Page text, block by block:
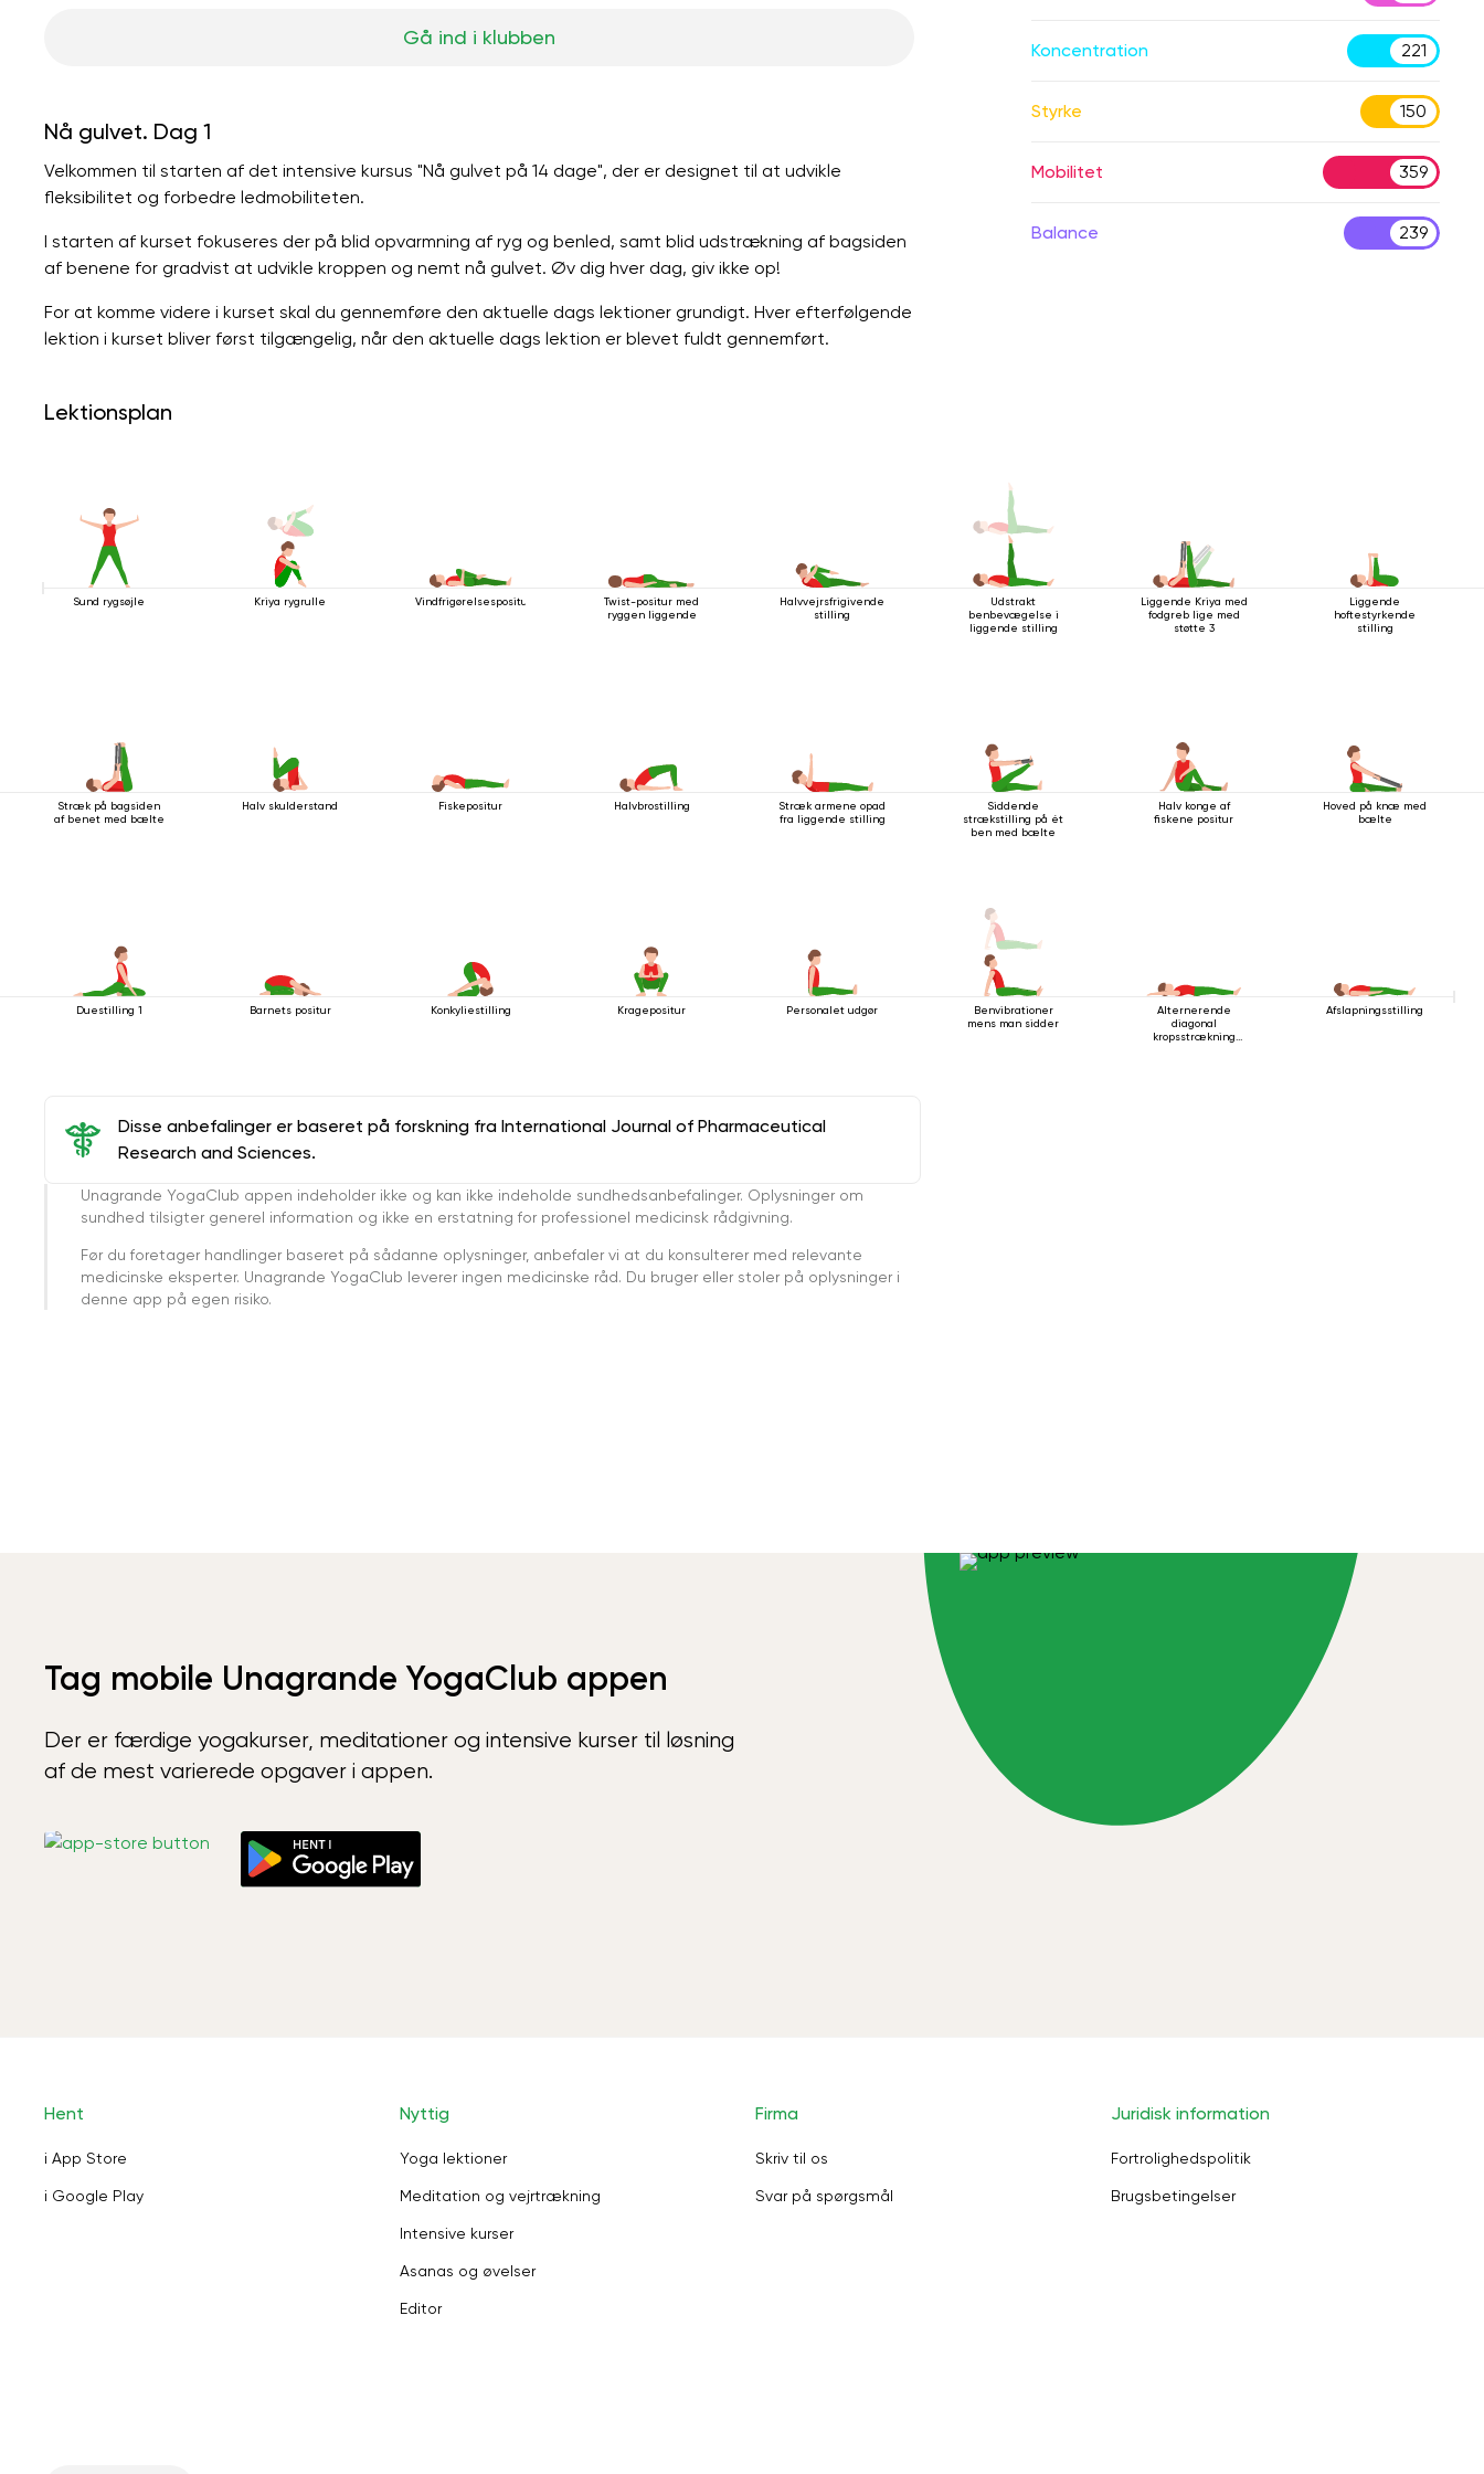
Gå ind i klubben
Nå gulvet. Dag 1
Velkommen til starten af ​​det intensive kursus "Nå gulvet på 14 dage", der er designet til at udvikle
fleksibilitet og forbedre ledmobiliteten.
I starten af ​​kurset fokuseres der på blid opvarmning af ryg og benled, samt blid udstrækning af bagsiden
af ​​benene for gradvist at udvikle kroppen og nemt nå gulvet. Øv dig hver dag, giv ikke op!
For at komme videre i kurset skal du gennemføre den aktuelle dags lektioner grundigt. Hver efterfølgende
lektion i kurset bliver først tilgængelig, når den aktuelle dags lektion er blevet fuldt gennemført.
Koncentration 221
Styrke 150
Mobilitet 359
Balance 239
Lektionsplan
Sund rygsøjle Kriya rygrulle Vindfrigørelsespositur
Twist-positur med
ryggen liggende
Halvvejrsfrigivende
stilling
Udstrakt
benbevægelse i
liggende stilling
Liggende Kriya med
fodgreb lige med
støtte 3
Liggende
hoftestyrkende
stilling
Stræk på bagsiden
af ​​benet med bælte
Halv skulderstand Fiskepositur Halvbrostilling
Stræk armene opad
fra liggende stilling
Siddende
strækstilling på ét
ben med bælte
Halv konge af
fiskene positur
Hoved på knæ med
bælte
Duestilling 1 Barnets positur Konkyliestilling Kragepositur Personalet udgør
Benvibrationer
mens man sidder
Alternerende
diagonal
kropsstrækning
Afslapningsstilling
Disse anbefalinger er baseret på forskning fra International Journal of Pharmaceutical
Research and Sciences.
Unagrande YogaClub appen indeholder ikke og kan ikke indeholde sundhedsanbefalinger. Oplysninger om
sundhed tilsigter generel information og ikke en erstatning for professionel medicinsk rådgivning.
Før du foretager handlinger baseret på sådanne oplysninger, anbefaler vi at du konsulterer med relevante
medicinske eksperter. Unagrande YogaClub leverer ingen medicinske råd. Du bruger eller stoler på oplysninger i
denne app på egen risiko.
Tag mobile Unagrande YogaClub appen
Der er færdige yogakurser, meditationer og intensive kurser til løsning
af de mest varierede opgaver i appen.
Hent
i App Store
i Google Play
Nyttig
Yoga lektioner
Meditation og vejrtrækning
Intensive kurser
Asanas og øvelser
Editor
Firma
Skriv til os
Svar på spørgsmål
Juridisk information
Fortrolighedspolitik
Brugsbetingelser